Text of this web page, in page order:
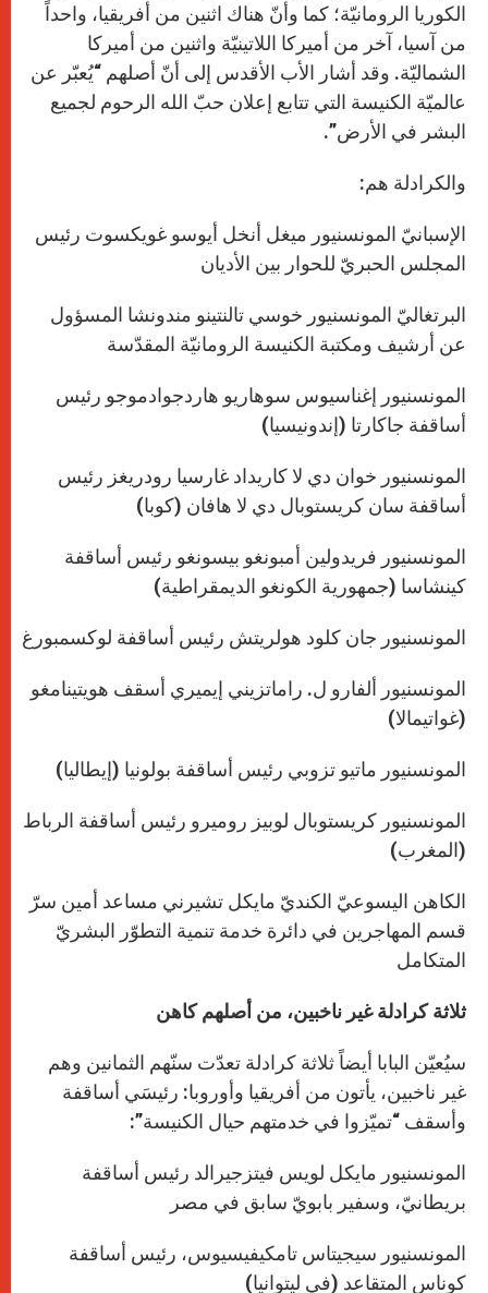
الكوريا الرومانيّة؛ كما وأنّ هناك اثنين من أفريقيا، واحداً
من آسيا، آخر من أميركا اللاتينيّة واثنين من أميركا
الشماليّة. وقد أشار الأب الأقدس إلى أنّ أصلهم “يُعبّر عن
عالميّة الكنيسة التي تتابع إعلان حبّ الله الرحوم لجميع
البشر في الأرض”.
والكرادلة هم:
الإسبانيّ المونسنيور ميغل أنخل أيوسو غويكسوت رئيس
المجلس الحبريّ للحوار بين الأديان
البرتغاليّ المونسنيور خوسي تالنتينو مندونشا المسؤول
عن أرشيف ومكتبة الكنيسة الرومانيّة المقدّسة
المونسنيور إغناسيوس سوهاريو هاردجوادموجو رئيس
أساقفة جاكارتا (إندونيسيا)
المونسنيور خوان دي لا كاريداد غارسيا رودريغز رئيس
أساقفة سان كريستوبال دي لا هافان (كوبا)
المونسنيور فريدولين أمبونغو بيسونغو رئيس أساقفة
كينشاسا (جمهورية الكونغو الديمقراطية)
المونسنيور جان كلود هولريتش رئيس أساقفة لوكسمبورغ
المونسنيور ألفارو ل. راماتزيني إيميري أسقف هويتينامغو
(غواتيمالا)
المونسنيور ماتيو تزوبي رئيس أساقفة بولونيا (إيطاليا)
المونسنيور كريستوبال لوبيز روميرو رئيس أساقفة الرباط
(المغرب)
الكاهن اليسوعيّ الكنديّ مايكل تشيرني مساعد أمين سرّ
قسم المهاجرين في دائرة خدمة تنمية التطوّر البشريّ
المتكامل
ثلاثة كرادلة غير ناخبين، من أصلهم كاهن
سيُعيّن البابا أيضاً ثلاثة كرادلة تعدّت سنّهم الثمانين وهم
غير ناخبين، يأتون من أفريقيا وأوروبا: رئيسَي أساقفة
وأسقف “تميّزوا في خدمتهم حيال الكنيسة”:
المونسنيور مايكل لويس فيتزجيرالد رئيس أساقفة
بريطانيّ، وسفير بابويّ سابق في مصر
المونسنيور سيجيتاس تامكيفيسيوس، رئيس أساقفة
كوناس المتقاعد (في ليتوانيا)